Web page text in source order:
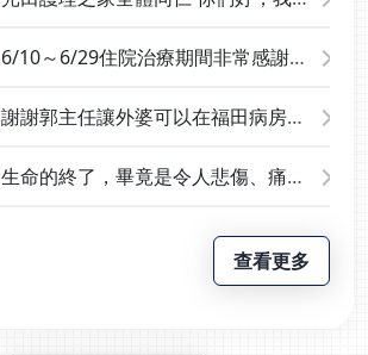
內，腫瘤化驗是大腸癌第一期，手術
也真的非常感謝吳醫師給予鼓勵與勇
的這段期間，每天都會來探病及關
心，都很關心病人的狀況，這位先生
裡有特殊小朋友及經濟狀況，李社工
人員，後續幫助了我們許多，也給協
5/18/2022中午去找阿公了。我想寫
理之家三年多了，4/1/2022最後一次
其實也好很多。我阿嬤是個腦子清晰
總是耐心的照顧她，提醒她吃藥，吃
保健食品，帶他去洗腎，跟她互動。
6/10～6/29住院治療期間非常感謝
心的照顧與關懷，清潔阿姨每日仔細
買物資及關懷，讓心裏的不安緩解，
謝謝郭主任讓外婆可以在福田病房度
專科護理師再探視過程都給予外婆支
理師、小護士不僅照顧外婆，也當我
的朋友，感謝社工替我想很多辦法，
感謝關懷師替我和外婆創造回憶，感
生命的終了，畢竟是令人悲傷、痛苦
感謝安寧照顧團隊、社工人員級居家
照護人員在那段煎熬的日子裡，盡心
盡力讓他在生命即將遷謝之時，身心
查看更多